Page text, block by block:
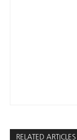
RELATED ARTICLES